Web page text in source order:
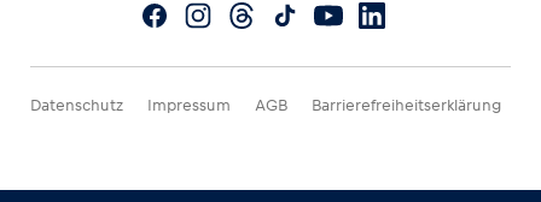
Datenschutz Impressum AGB Barrierefreiheitserklärung